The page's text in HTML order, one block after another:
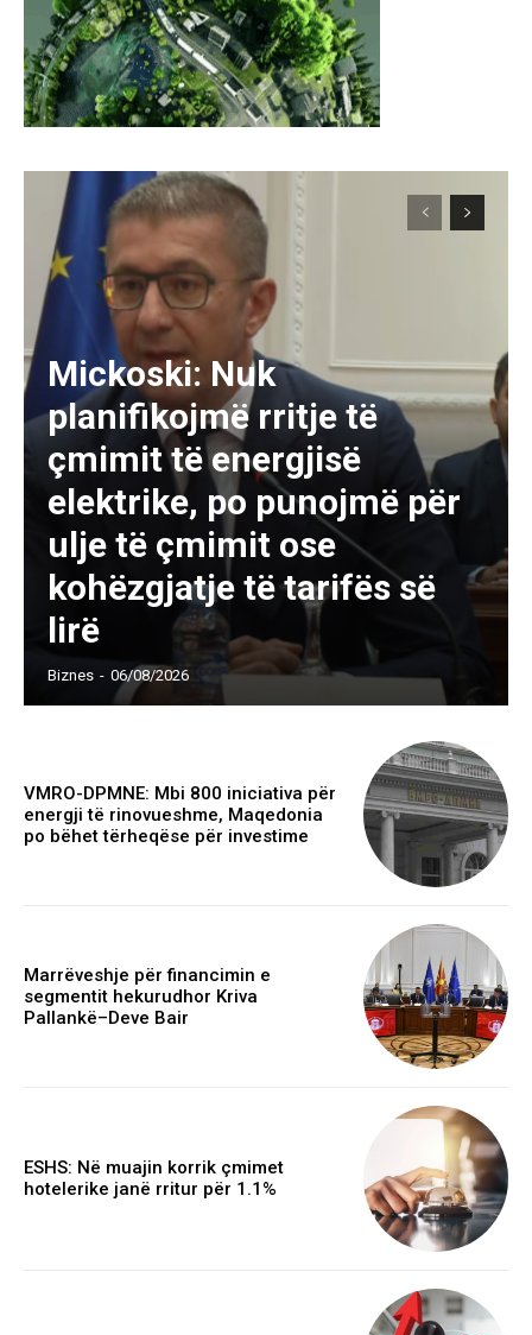
Mickoski: Nuk
planifikojmë rritje të
çmimit të energjisë
elektrike, po punojmë për
ulje të çmimit ose
kohëzgjatje të tarifës së
lirë
Biznes - 06/08/2026
VMRO-DPMNE: Mbi 800 iniciativa për
energji të rinovueshme, Maqedonia
po bëhet tërheqëse për investime
Marrëveshje për financimin e
segmentit hekurudhor Kriva
Pallankë–Deve Bair
ESHS: Në muajin korrik çmimet
hotelerike janë rritur për 1.1%